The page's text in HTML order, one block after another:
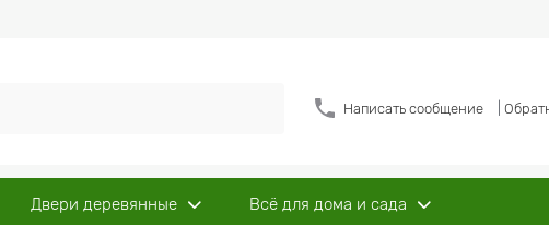
Написать сообщение
Двери деревянные Всё для дома и сада